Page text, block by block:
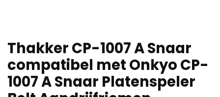
Thakker CP-1007 A Snaar
compatibel met Onkyo CP-
1007 A Snaar Platenspeler